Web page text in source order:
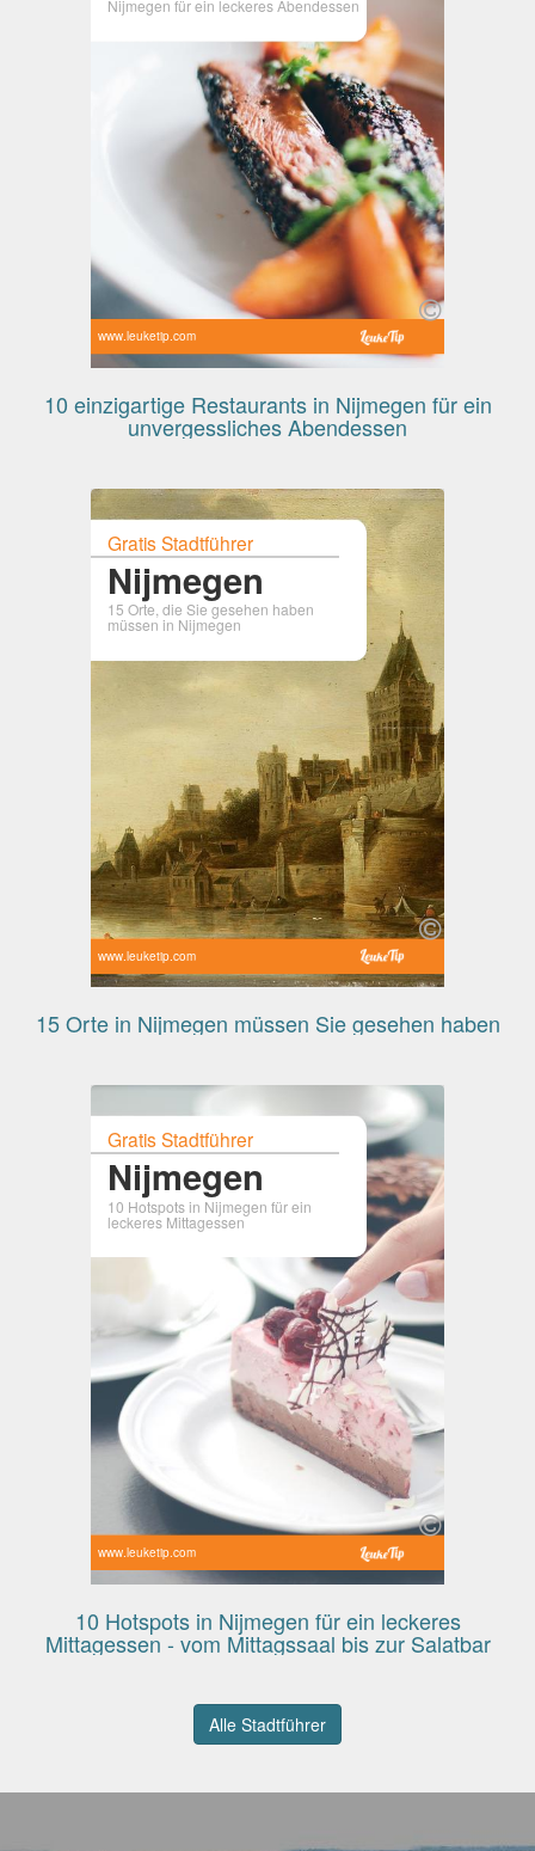
Nijmegen für ein leckeres Abendessen
www.leuketip.com
10 einzigartige Restaurants in Nijmegen für ein
unvergessliches Abendessen
Gratis Stadtführer
Nijmegen
15 Orte, die Sie gesehen haben
müssen in Nijmegen
www.leuketip.com
15 Orte in Nijmegen müssen Sie gesehen haben
Gratis Stadtführer
Nijmegen
10 Hotspots in Nijmegen für ein
leckeres Mittagessen
www.leuketip.com
10 Hotspots in Nijmegen für ein leckeres
Mittagessen - vom Mittagssaal bis zur Salatbar
Alle Stadtführer